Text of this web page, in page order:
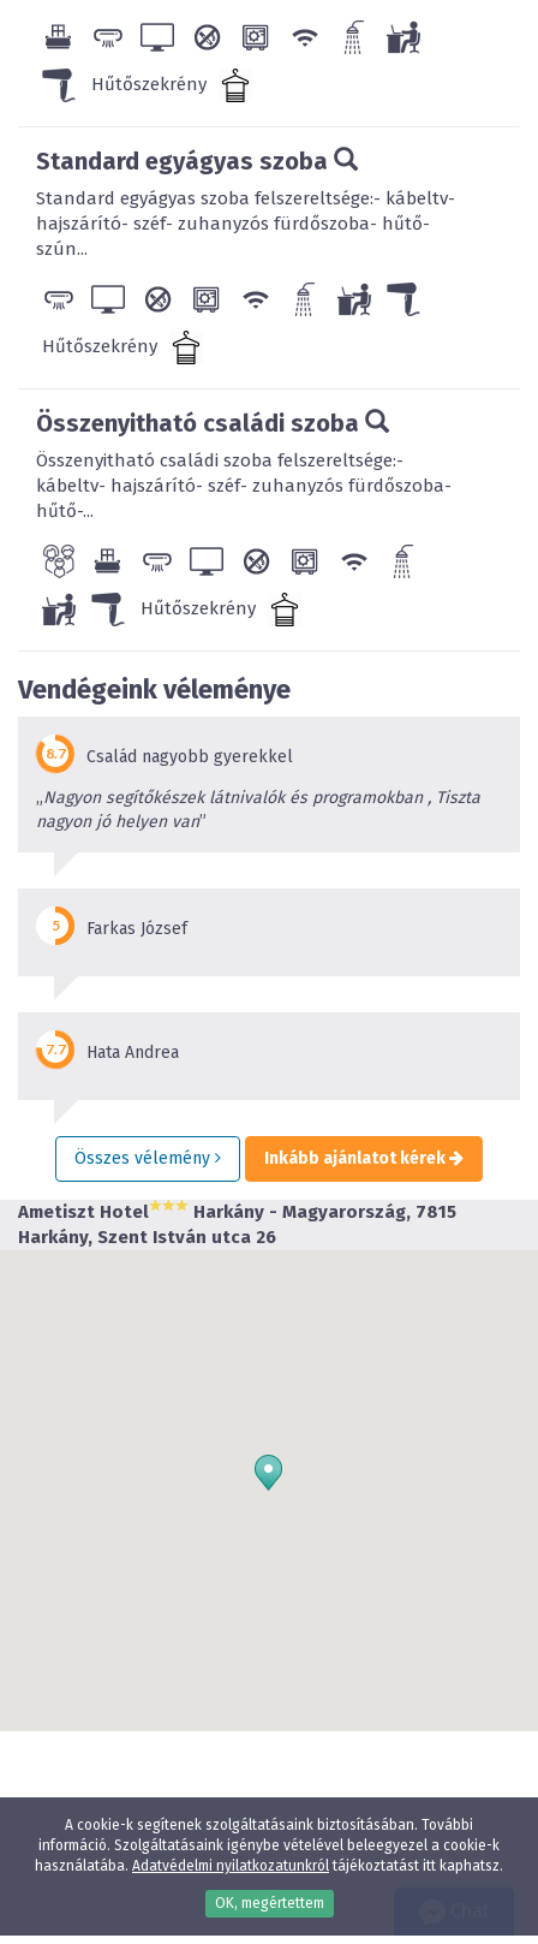
A cookie-k segítenek szolgáltatásaink biztosításában. További
információ. Szolgáltatásaink igénybe vételével beleegyezel a cookie-k
használatába. Adatvédelmi nyilatkozatunkróltájékoztatást itt kaphatsz.
OK, megértettem
Hűtőszekrény
Standard egyágyas szoba
Standard egyágyas szoba felszereltsége:- kábeltv-
hajszárító- széf- zuhanyzós fürdőszoba- hűtő-
szún...
Hűtőszekrény
Összenyitható családi szoba
Összenyitható családi szoba felszereltsége:-
kábeltv- hajszárító- széf- zuhanyzós fürdőszoba-
hűtő-...
Hűtőszekrény
Vendégeink véleménye
Család nagyobb gyerekkel
„Nagyon segítőkészek látnivalók és programokban , Tiszta
nagyon jó helyen van”
Farkas József
Hata Andrea
Összes vélemény Inkább ajánlatot kérek
Ametiszt Hotel
Harkány - Magyarország, 7815
Harkány, Szent István utca 26